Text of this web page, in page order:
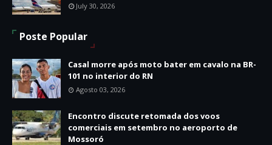
July 30, 2026
Poste Popular
Casal morre após moto bater em cavalo na BR-
101 no interior do RN
Agosto 03, 2026
Encontro discute retomada dos voos
comerciais em setembro no aeroporto de
Mossoró